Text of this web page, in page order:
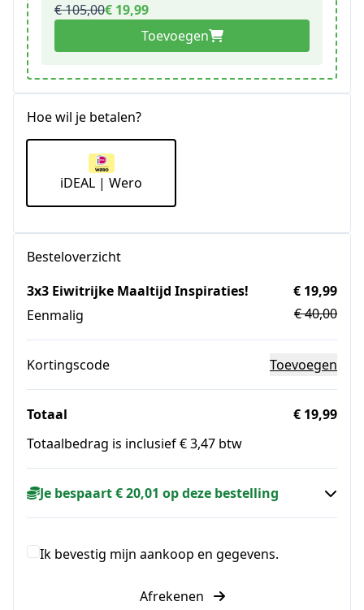
€ 105,00€ 19,99
Toevoegen
Hoe wil je betalen?
iDEAL | Wero
Besteloverzicht
3x3 Eiwitrijke Maaltijd Inspiraties!
Eenmalig
€ 19,99
€ 40,00
Kortingscode Toevoegen
Totaal
€ 19,99
Totaalbedrag is inclusief € 3,47 btw
Je bespaart € 20,01 op deze bestelling
Ik bevestig mijn aankoop en gegevens.
Afrekenen